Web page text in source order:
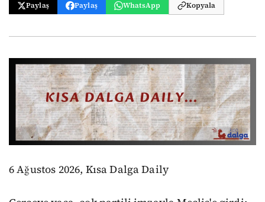
Paylaş Paylaş WhatsApp Kopyala
6 Ağustos 2026, Kısa Dalga Daily